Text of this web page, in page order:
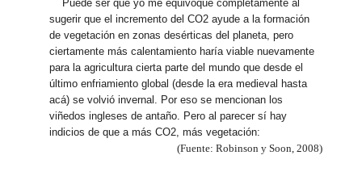
Puede ser que yo me equivoque completamente al
sugerir que el incremento del CO2 ayude a la formación
de vegetación en zonas desérticas del planeta, pero
ciertamente más calentamiento haría viable nuevamente
para la agricultura cierta parte del mundo que desde el
último enfriamiento global (desde la era medieval hasta
acá) se volvió invernal. Por eso se mencionan los
viñedos ingleses de antaño. Pero al parecer sí hay
indicios de que a más CO2, más vegetación:
(Fuente: Robinson y Soon, 2008)